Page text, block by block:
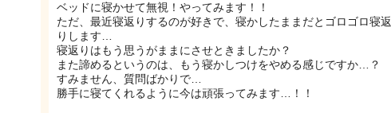
ベッドに寝かせて無視！やってみます！！
ただ、最近寝返りするのが好きで、寝かしたままだとゴロゴロ寝返
りします…
寝返りはもう思うがままにさせときましたか？
また諦めるというのは、もう寝かしつけをやめる感じですか…？
すみません、質問ばかりで…
勝手に寝てくれるように今は頑張ってみます…！！